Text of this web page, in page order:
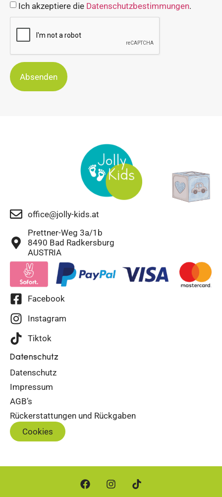
Ich akzeptiere die Datenschutzbestimmungen.
Absenden
office@jolly-kids.at
Prettner-Weg 3a/1b
8490 Bad Radkersburg
AUSTRIA
Facebook
Instagram
Tiktok
Datenschutz
Datenschutz
Impressum
AGB’s
Rückerstattungen und Rückgaben
Cookies